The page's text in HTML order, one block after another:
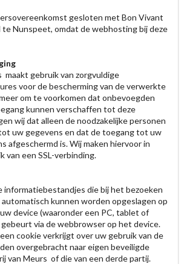
gesloten met Bon Vivant
Nunspeet, omdat de webhosting bij deze
maakt gebruik van zorgvuldige
voor de bescherming van de verwerkte
om te voorkomen dat onbevoegden
kunnen verschaffen tot deze
wij dat alleen de noodzakelijke personen
uw gegevens en dat de toegang tot uw
afgeschermd is. Wij maken hiervoor in
van een SSL-verbinding.
informatiebestandjes die bij het bezoeken
kunnen worden opgeslagen op
device (waaronder een PC, tablet of
via de webbrowser op het device.
cookie verkrijgt over uw gebruik van de
overgebracht naar eigen beveiligde
van Meurs of die van een derde partij.